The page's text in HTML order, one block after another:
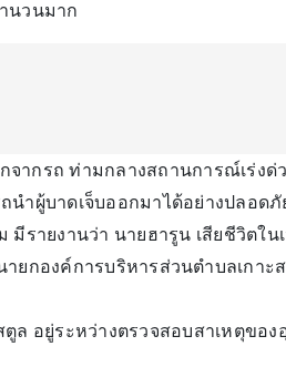
นวนมาก
ากรถ ท่ามกลางสถานการณ์เร่งด่
นำผู้บาดเจ็บออกมาได้อย่างปลอ
รายงานว่า นายฮารูน เสียชีวิตใน
ยกองค์การบริหารส่วนตำบลเกาะ
อยู่ระหว่างตรวจสอบสาเหตุของ